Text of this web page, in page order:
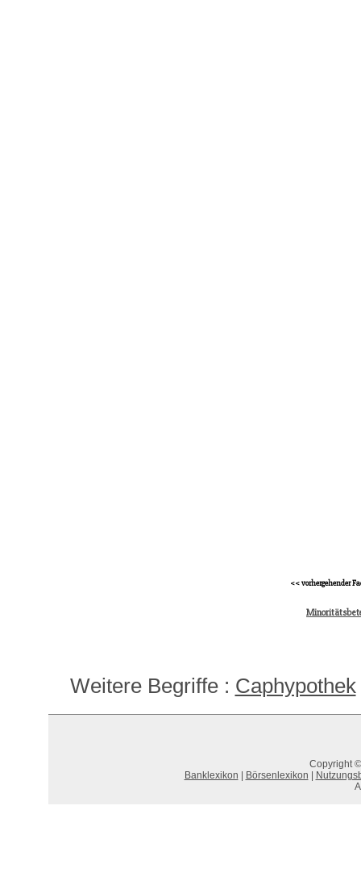
<< vorhergehender
Weitere Begriffe : Caphypothek
Copyright
Banklexikon
Börsenlexikon